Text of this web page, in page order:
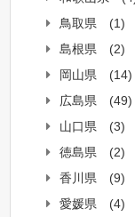
鳥取県
(1)
島根県
(2)
岡山県
(14)
広島県
(49)
山口県
(3)
徳島県
(2)
香川県
(9)
愛媛県
(4)